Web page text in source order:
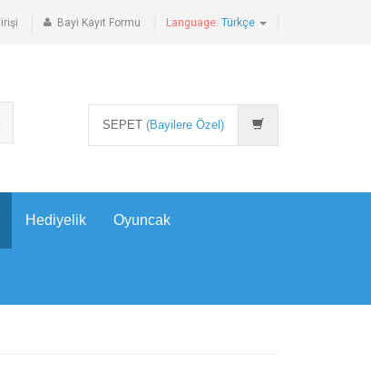
Bayi Kayıt Formu Language: Türkçe
SEPET (Bayilere Özel)
Hediyelik Oyuncak